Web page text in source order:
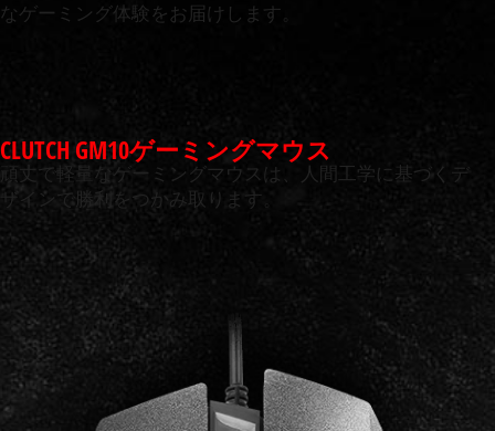
なゲーミング体験をお届けします。
CLUTCH GM10ゲーミングマウス
頑丈で軽量なゲーミングマウスは、人間工学に基づくデ
ザインで勝利をつかみ取ります。